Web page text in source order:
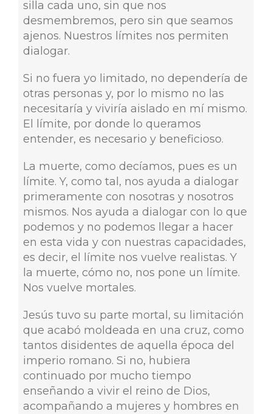
silla cada uno, sin que nos
desmembremos, pero sin que seamos
ajenos. Nuestros límites nos permiten
dialogar.
Si no fuera yo limitado, no dependería de
otras personas y, por lo mismo no las
necesitaría y viviría aislado en mí mismo.
El límite, por donde lo queramos
entender, es necesario y beneficioso.
La muerte, como decíamos, pues es un
límite. Y, como tal, nos ayuda a dialogar
primeramente con nosotras y nosotros
mismos. Nos ayuda a dialogar con lo que
podemos y no podemos llegar a hacer
en esta vida y con nuestras capacidades,
es decir, el límite nos vuelve realistas. Y
la muerte, cómo no, nos pone un límite.
Nos vuelve mortales.
Jesús tuvo su parte mortal, su limitación
que acabó moldeada en una cruz, como
tantos disidentes de aquella época del
imperio romano. Si no, hubiera
continuado por mucho tiempo
enseñando a vivir el reino de Dios,
acompañando a mujeres y hombres en